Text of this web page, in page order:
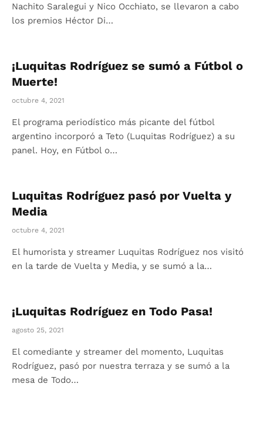
Nachito Saralegui y Nico Occhiato, se llevaron a cabo
los premios Héctor Di…
¡Luquitas Rodríguez se sumó a Fútbol o
Muerte!
octubre 4, 2021
El programa periodístico más picante del fútbol
argentino incorporó a Teto (Luquitas Rodríguez) a su
panel. Hoy, en Fútbol o…
Luquitas Rodríguez pasó por Vuelta y
Media
octubre 4, 2021
El humorista y streamer Luquitas Rodríguez nos visitó
en la tarde de Vuelta y Media, y se sumó a la…
¡Luquitas Rodríguez en Todo Pasa!
agosto 25, 2021
El comediante y streamer del momento, Luquitas
Rodríguez, pasó por nuestra terraza y se sumó a la
mesa de Todo…